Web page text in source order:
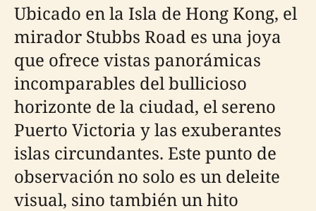
Ubicado en la Isla de Hong Kong, el
mirador Stubbs Road es una joya
que ofrece vistas panorámicas
incomparables del bullicioso
horizonte de la ciudad, el sereno
Puerto Victoria y las exuberantes
islas circundantes. Este punto de
observación no solo es un deleite
visual, sino también un hito